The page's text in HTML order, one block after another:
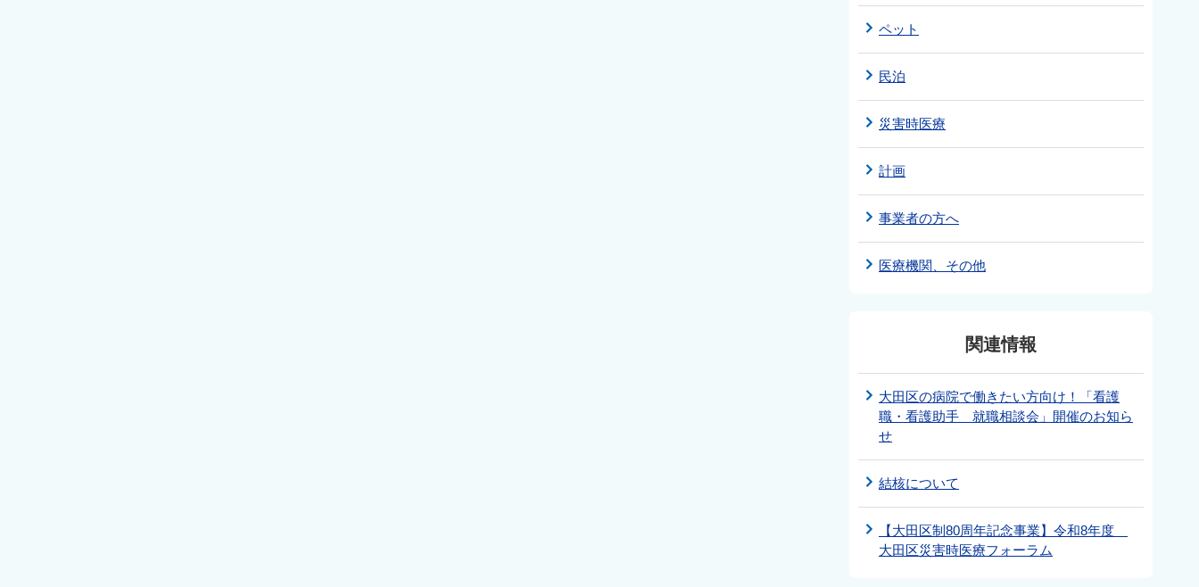
ペット
民泊
災害時医療
計画
事業者の方へ
医療機関、その他
関連情報
大田区の病院で働きたい方向け！「看護
職・看護助手 就職相談会」開催のお知ら
せ
結核について
【大田区制80周年記念事業】令和8年度
大田区災害時医療フォーラム